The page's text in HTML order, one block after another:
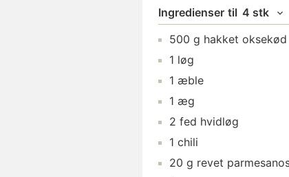
Ingredienser til 4 stk
500 g hakket oksekød
1 løg
1 æble
1 æg
2 fed hvidløg
1 chili
20 g revet